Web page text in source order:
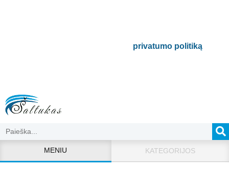
privatumo politiką.
MENIU KATEGORIJOS